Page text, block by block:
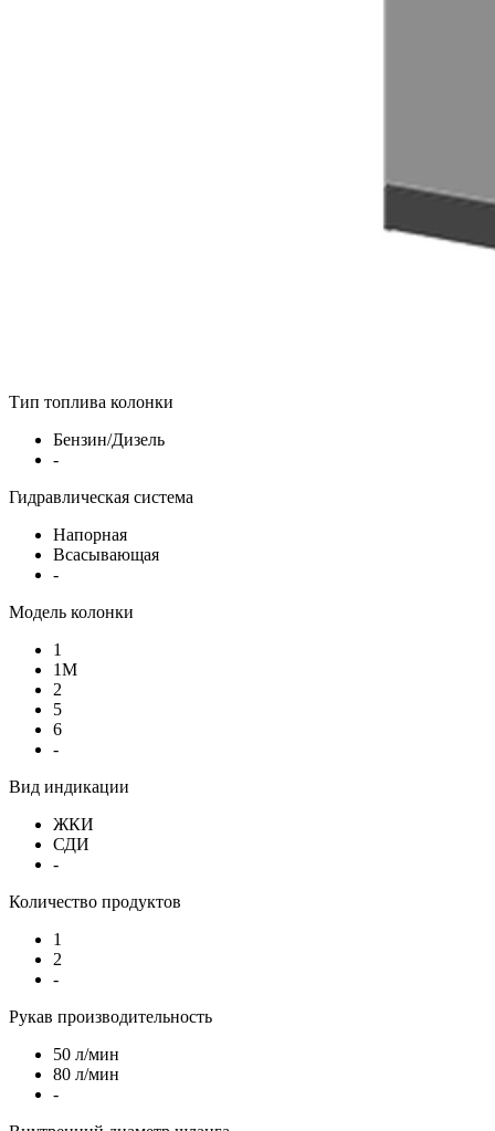
Тип топлива колонки
Бензин/Дизель
-
Гидравлическая система
Напорная
Всасывающая
-
Модель колонки
1
1М
2
5
6
-
Вид индикации
ЖКИ
СДИ
-
Количество продуктов
1
2
-
Рукав производительность
50 л/мин
80 л/мин
-